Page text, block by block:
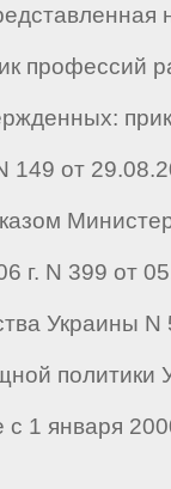
профессий
149 от
г. N 399 от
Украины
1 января